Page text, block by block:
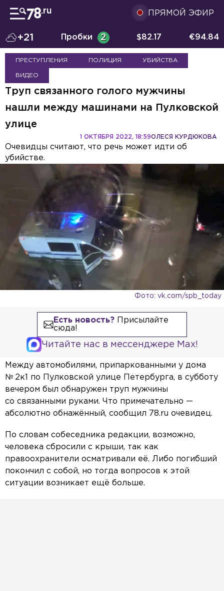
ПРЯМОЙ ЭФИР
+21 Пробки 2 $82.17 €94.84
ПРЕСТУПЛЕНИЯ ПОЛИЦИЯ УБИЙСТВА
ВИДЕО
Труп связанного голого мужчины
нашли между машинами на Пулковской
улице
ОЛЕСЯ КУРДЮКОВА
1 ОКТЯБРЯ 2022, 18:59
Очевидцы считают, что речь может идти об
убийстве.
Фото: vk.com/spb_today
Есть новость?Присылайте
сюда!
Читайте нас в мессенджере Max!
Между автомобилями, припаркованными у дома
№ 2к1 по Пулковской улице Петербурга, в субботу
вечером был обнаружен труп мужчины
со связанными руками. Что примечательно —
абсолютно обнажённый, сообщил 78.ru очевидец.
По словам собеседника редакции, возможно,
человека сбросили с крыши, так как
правоохранители осматривали её. Либо погибший
покончил с собой, но тогда вопросов к этой
ситуации возникает ещё больше.